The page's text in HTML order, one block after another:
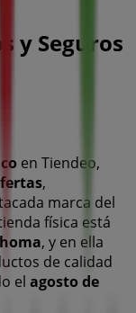
y Seguros
en Tiendeo,
,
marca del
física está
, y en ella
de calidad
el agosto de